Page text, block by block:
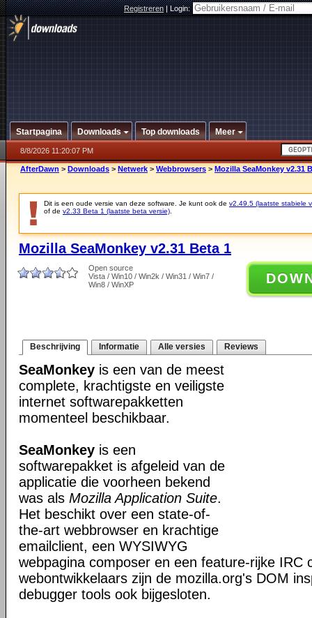
Registreren|Login:
Startpagina Downloads Top downloads Meer
8/8/2026 11:20:07 PM
AfterDawn > Downloads > Netwerk > Webbrowsers > Mozilla SeaMonkey v2.31
Dit is een oude versie van deze software. Je kunt ook de v2.49.5 (laatste stabiele
of de v2.33 Beta 1 (laatste beta versie)
Mozilla SeaMonkey v2.31 Beta 1
Open source
Vista / Win10 / Win2k / Win31 / Win7 /
Win8 / WinXP
Beschrijving Informatie Alle versies Reviews
SeaMonkey is een van de meest
complete, krachtigste en veiligste
internet softwarepakketten
momenteel beschikbaar.
SeaMonkey is een
softwarepakket is afgeleid van de
applicatie die voorheen bekend
was als Mozilla Application Suite.
Het beschikt over een state-of-
the-art webbrowser en krachtige
emailclient, een WYSIWYG
webpagina composer en een feature-rijke IRC
webontwikkelaars zijn de mozilla.org's DOM
debugger tools ook bijgesloten.